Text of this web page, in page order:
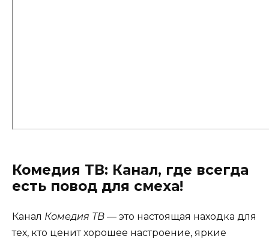
Комедия ТВ: Канал, где всегда
есть повод для смеха!
Канал Комедия ТВ — это настоящая находка для
тех, кто ценит хорошее настроение, яркие